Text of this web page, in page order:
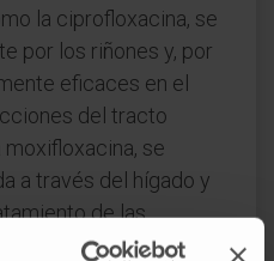
la ciprofloxacina, se
por los riñones y, por
eficaces en el
del tracto
moxifloxacina, se
a través del hígado y
de las